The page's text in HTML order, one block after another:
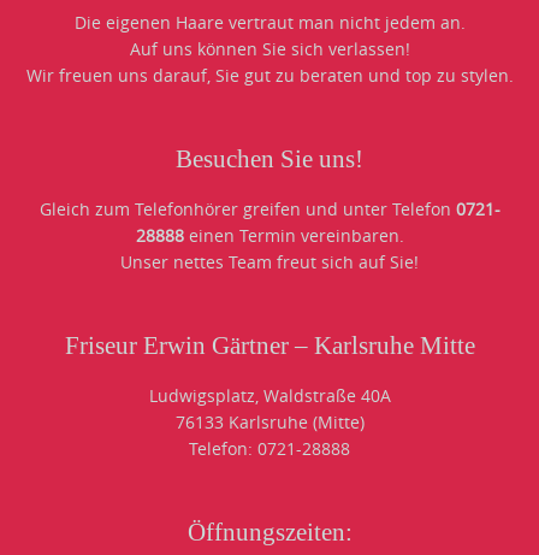
Die eigenen Haare vertraut man nicht jedem an.
Auf uns können Sie sich verlassen!
Wir freuen uns darauf, Sie gut zu beraten und top zu stylen.
Besuchen Sie uns!
Gleich zum Telefonhörer greifen und unter Telefon 0721-
28888einen Termin vereinbaren.
Unser nettes Team freut sich auf Sie!
Friseur Erwin Gärtner – Karlsruhe Mitte
Ludwigsplatz, Waldstraße 40A
76133 Karlsruhe (Mitte)
Telefon: 0721-28888
Öffnungszeiten: